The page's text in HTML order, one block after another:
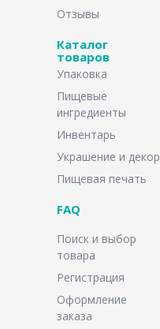
Отзывы
Каталог
товаров
Упаковка
Пищевые
ингредиенты
Инвентарь
Украшение и декор
Пищевая печать
FAQ
Поиск и выбор
товара
Регистрация
Оформление
заказа